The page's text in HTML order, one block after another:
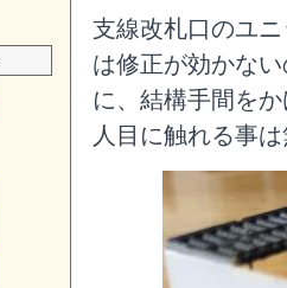
支線改札口のユ
は修正が効かな
に、結構手間を
人目に触れる事